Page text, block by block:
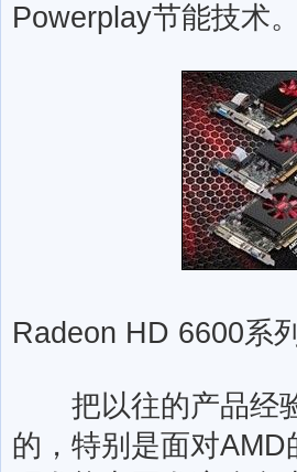
Powerplay节能技术。
Radeon HD 6600系
把以往的产品经验
的，特别是面对